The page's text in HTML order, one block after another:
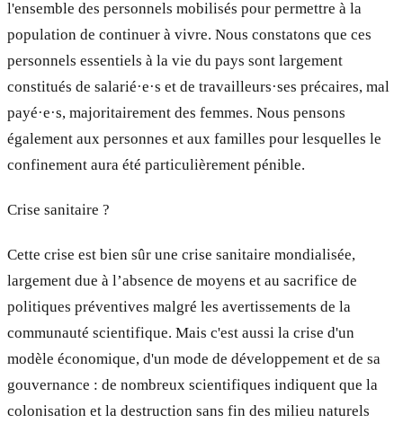
l'ensemble des personnels mobilisés pour permettre à la
population de continuer à vivre. Nous constatons que ces
personnels essentiels à la vie du pays sont largement
constitués de salarié·e·s et de travailleurs·ses précaires, mal
payé·e·s, majoritairement des femmes. Nous pensons
également aux personnes et aux familles pour lesquelles le
confinement aura été particulièrement pénible.
Crise sanitaire ?
Cette crise est bien sûr une crise sanitaire mondialisée,
largement due à l’absence de moyens et au sacrifice de
politiques préventives malgré les avertissements de la
communauté scientifique. Mais c'est aussi la crise d'un
modèle économique, d'un mode de développement et de sa
gouvernance : de nombreux scientifiques indiquent que la
colonisation et la destruction sans fin des milieu naturels